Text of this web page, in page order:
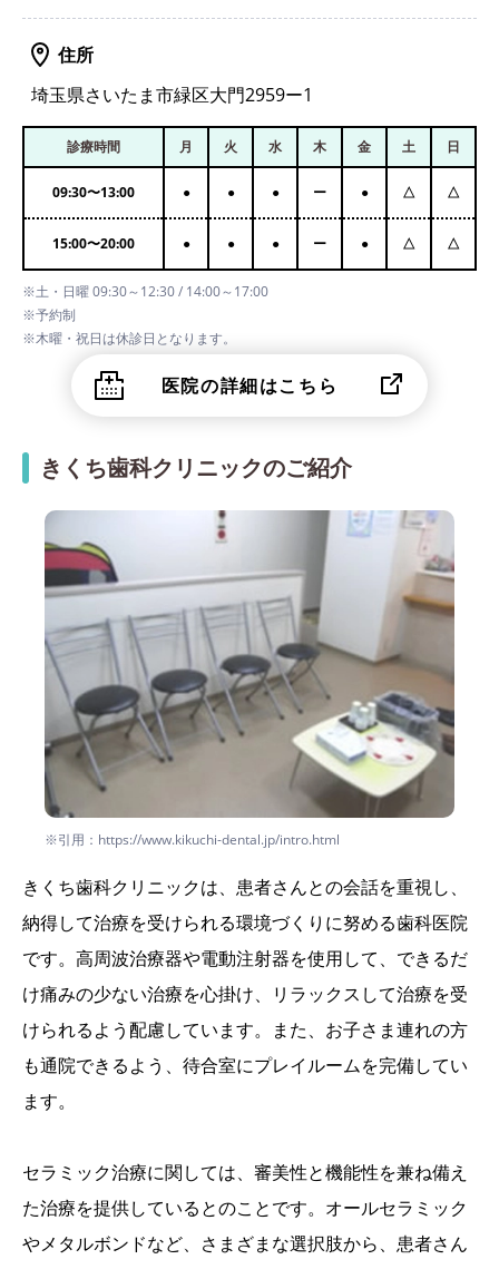
住所
埼玉県さいたま市緑区大門2959ー1
診療時間 月 火 水 木 金 土 日
09:30〜13:00 ● ● ● ー ● △ △
15:00〜20:00 ● ● ● ー ● △ △
※土・日曜 09:30～12:30 / 14:00～17:00
※予約制
※木曜・祝日は休診日となります。
医院の詳細はこちら
きくち歯科クリニックのご紹介
※引用：https://www.kikuchi-dental.jp/intro.html
きくち歯科クリニックは、患者さんとの会話を重視し、
納得して治療を受けられる環境づくりに努める歯科医院
です。高周波治療器や電動注射器を使用して、できるだ
け痛みの少ない治療を心掛け、リラックスして治療を受
けられるよう配慮しています。また、お子さま連れの方
も通院できるよう、待合室にプレイルームを完備してい
ます。
セラミック治療に関しては、審美性と機能性を兼ね備え
た治療を提供しているとのことです。オールセラミック
やメタルボンドなど、さまざまな選択肢から、患者さん